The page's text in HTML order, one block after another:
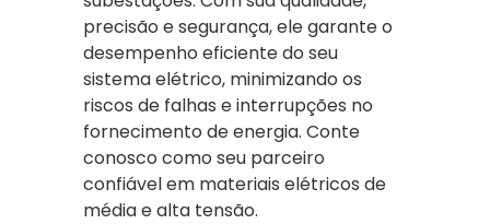
precisão e segurança, ele garante o
desempenho eficiente do seu
sistema elétrico, minimizando os
riscos de falhas e interrupções no
fornecimento de energia. Conte
conosco como seu parceiro
confiável em materiais elétricos de
média e alta tensão.